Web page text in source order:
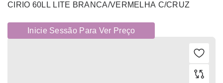
CIRIO 60LL LITE BRANCA/VERMELHA C/CRUZ
Inicie Sessão Para Ver Preço